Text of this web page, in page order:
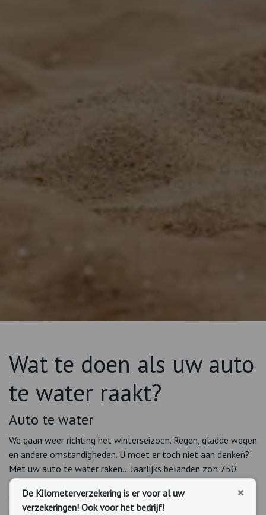
Wat te doen als uw auto
te water raakt?
Auto te water
We gaan weer richting het winterseizoen. Regen, gladde wegen
en andere omstandigheden. U moet er toch niet aan denken?
Met uw auto te water raken… Jaarlijks belanden zo’n 750
auto’s te water, met ongeveer 60 doden als gevolg. Hoe kunt
u het beste handelen als u onverhoopt met de auto te water
raakt? We gaan er eens uitgebreid op in.
De Kilometerverzekering is er voor al uw
verzekeringen! Ook voor het bedrijf!
×